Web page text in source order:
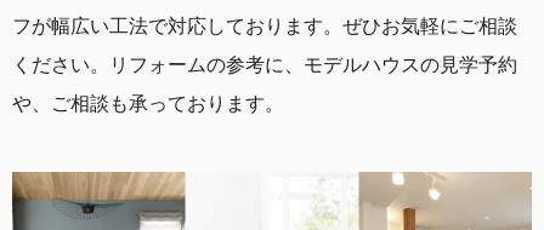
フが幅広い⼯法で対応しております。 ぜひお気軽にご相談
ください。
リフォームの参考に、モデルハウスの⾒学予約
や、ご相談も承っております。